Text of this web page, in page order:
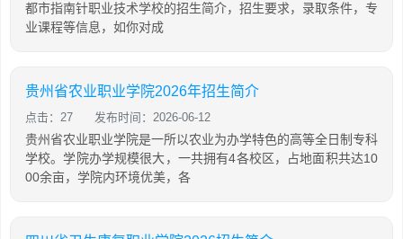
都市指南针职业技术学校的招生简介，招生要求，录取条件，专
业课程等信息，如你对成
贵州省农业职业学院2026年招生简介
点击：27 发布时间：2026-06-12
贵州省农业职业学院是一所以农业为办学特色的高等全日制专科
学校。学院办学规模很大，一共拥有4各校区，占地面积共达10
00余亩，学院内环境优美，各